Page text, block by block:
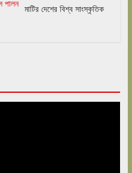
মাটির দেশের বিশ্ব সাংস্কৃতিক